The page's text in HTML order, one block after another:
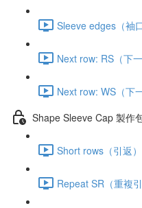
Sleeve edges（袖
Next row: RS（下
Next row: WS（下
Shape Sleeve Cap 製作
Short rows（引返
Repeat SR（重複